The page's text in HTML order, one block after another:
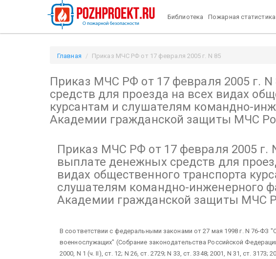
Библиотека Пожарная статистика
Главная
Приказ МЧС РФ от 17 февраля 2005 г. N 85
защиты МЧС России" / Pozhproekt.ru
Приказ МЧС РФ от 17 февраля 2005 г. N
средств для проезда на всех видах
курсантам и слушателям командно-
Академии гражданской защиты МЧС
Приказ МЧС РФ от 17 февраля 2005 г.
выплате денежных средств для
видах общественного транспорта
слушателям командно-инженерного
Академии гражданской защиты МЧС
В соответствии с федеральными законами от 27 мая 1998 г. N 76-ФЗ
военнослужащих" (Собрание законодательства Российской
2000, N 1 (ч. II), ст. 12; N 26, ст. 2729; N 33, ст. 3348; 2001, N 31, ст. 3173;